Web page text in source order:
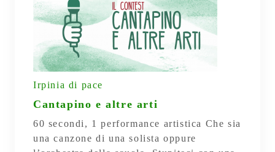
Irpinia di pace
Cantapino e altre arti
60 secondi, 1 performance artistica Che sia
una canzone di una solista oppure